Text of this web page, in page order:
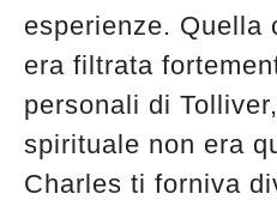
esperienze. Quella
era filtrata
personali di
spirituale non era
Charles ti forniva